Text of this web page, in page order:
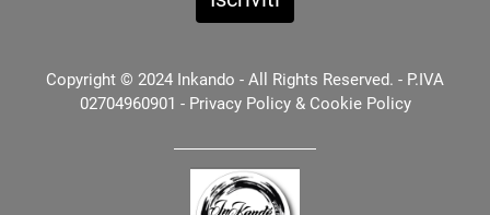
Copyright © 2024 Inkando - All Rights Reserved. - P.IVA
02704960901 - Privacy Policy& Cookie Policy